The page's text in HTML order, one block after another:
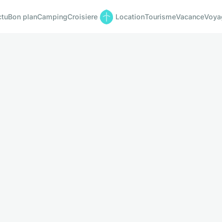
Bon planCampingCroisiere LocationTourismeVacance